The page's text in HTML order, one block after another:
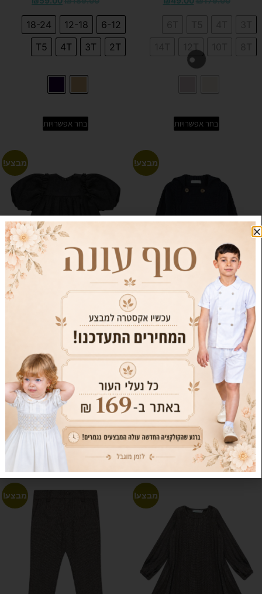
בחר אפשרויות
6-12
12-18
18-24
2T
3T
4T
T5
בחר אפשרויות
מבצע!
סוודר ארבל – עודפים
₪ 119.00
₪49.00
6T
8T
10T
12T
בחר אפשרויות
מבצע!
שמלה אלגנטית שחורה – עודפים
189.00
3T
4T
T5
6T
8T
12T
14T
בחר אפשרויות
מבצע! מבצע!